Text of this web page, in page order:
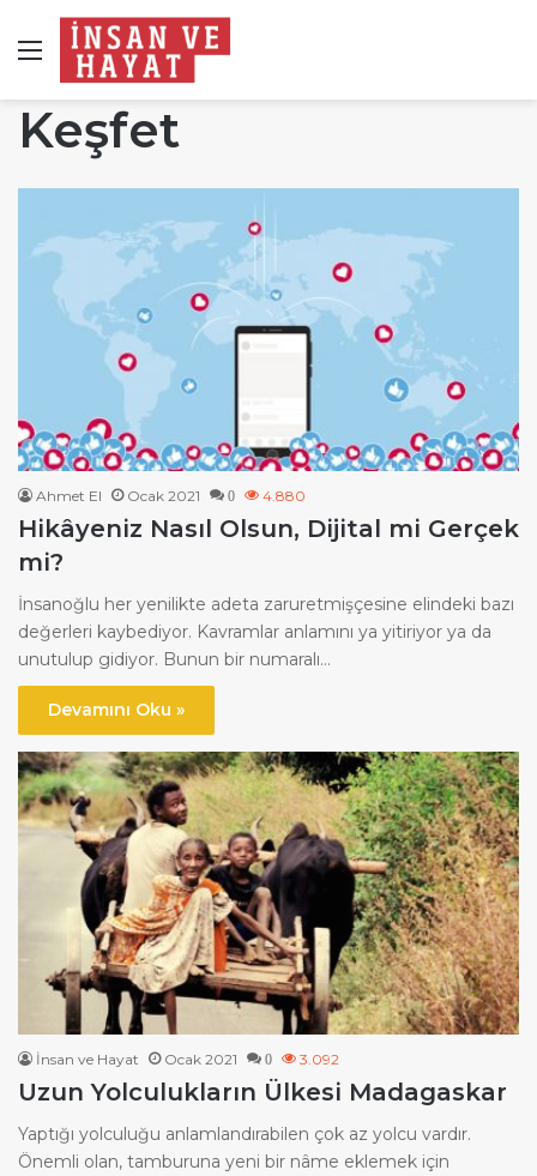
Menü
Keşfet
Ahmet El Ocak 2021 0 4.880
Hikâyeniz Nasıl Olsun, Dijital mi Gerçek
mi?
İnsanoğlu her yenilikte adeta zaruretmişçesine elindeki bazı
değerleri kaybediyor. Kavramlar anlamını ya yitiriyor ya da
unutulup gidiyor. Bunun bir numaralı…
Devamını Oku »
İnsan ve Hayat Ocak 2021 0 3.092
Uzun Yolculukların Ülkesi Madagaskar
Yaptığı yolculuğu anlamlandırabilen çok az yolcu vardır.
Önemli olan, tamburuna yeni bir nâme eklemek için